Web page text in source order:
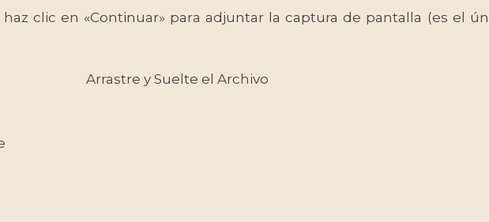
haz clic en «Continuar» para adjuntar la captura de pantalla (es el
Arrastre y Suelte el Archivo